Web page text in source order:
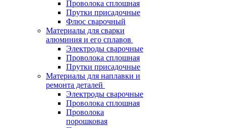
Проволока сплошная
Прутки присадочные
Флюс сварочный
Материалы для сварки
алюминия и его сплавов
Электроды сварочные
Проволока сплошная
Прутки присадочные
Материалы для наплавки и
ремонта деталей
Электроды сварочные
Проволока сплошная
Проволока
порошковая